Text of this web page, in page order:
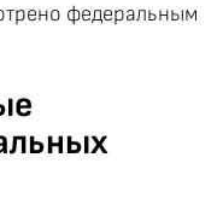
федеральным